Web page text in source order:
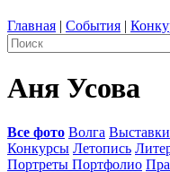
Главная | События |
Аня Усова
Все фото Волга Выставки
Конкурсы Летопись
Портреты Портфолио